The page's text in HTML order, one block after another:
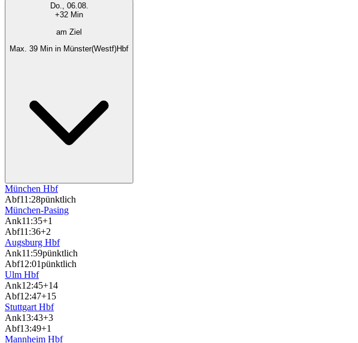
Do., 06.08.
+32 Min
am Ziel
Max. 39 Min in Münster(Westf)Hbf
München Hbf
Abf11:28pünktlich
München-Pasing
Ank11:35+1
Abf11:36+2
Augsburg Hbf
Ank11:59pünktlich
Abf12:01pünktlich
Ulm Hbf
Ank12:45+14
Abf12:47+15
Stuttgart Hbf
Ank13:43+3
Abf13:49+1
Mannheim Hbf